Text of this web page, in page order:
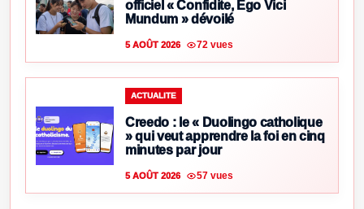
officiel « Confidite, Ego Vici
Mundum » dévoilé
5 AOÛT 2026 72 vues
ACTUALITE
Creedo : le « Duolingo catholique
» qui veut apprendre la foi en cinq
minutes par jour
5 AOÛT 2026 57 vues